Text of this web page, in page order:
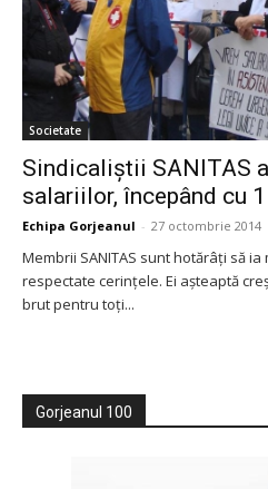
Societate
Sindicaliştii SANITAS
salariilor, începând cu
Echipa Gorjeanul - 27 octombrie 2014
Membrii SANITAS sunt hotărâţi să
respectate cerinţele. Ei aşteaptă
brut pentru toţi...
Gorjeanul 100